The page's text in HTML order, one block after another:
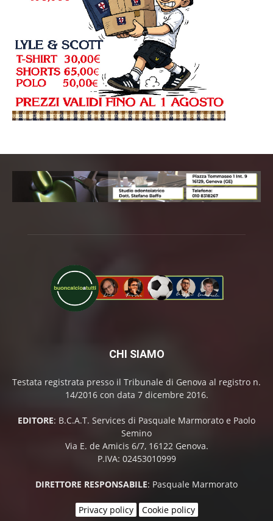
CHI SIAMO
Testata registrata presso il Tribunale di Genova al registro n.
14/2016 con data 7 dicembre 2016.
EDITORE: B.C.A.T. Services di Pasquale Marmorato e Paolo
Semino
Via E. de Amicis 6/7, 16122 Genova.
P.IVA: 02453010999
DIRETTORE RESPONSABILE: Pasquale Marmorato
Privacy policy Cookie policy